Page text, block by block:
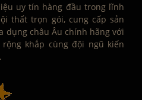
uy tín hàng đầu trong lĩnh
thất trọn gói, cung cấp sản
dụng châu Âu chính hãng với
khắp cùng đội ngũ kiến